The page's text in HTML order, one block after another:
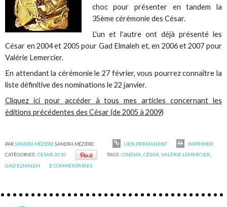
choc pour présenter en tandem la
35ème cérémonie des César.
L'un et l'autre ont déjà présenté les
César en 2004 et 2005 pour Gad Elmaleh et, en 2006 et 2007 pour
Valérie Lemercier.
En attendant la cérémonie le 27 février, vous pourrez connaître la
liste définitive des nominations le 22 janvier.
Cliquez ici pour accéder à tous mes articles concernant les
éditions précédentes des César (de 2005 à 2009)
PARSANDRA MÉZIÈRESANDRA MÉZIÈRE LIEN PERMANENT
IMPRIMER
CATÉGORIES :CESAR 2010 TAGS :CINÉMA CÉSAR VALÉRIE LEMERCIER
GAD ELMALEH
2 COMMENTAIRES